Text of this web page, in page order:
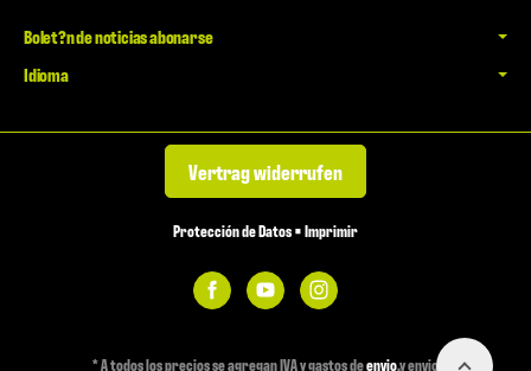
Bolet?n de noticias abonarse
Idioma
Vertrag widerrufen
Protección de Datos•Imprimir
*A todos los precios se agregan IVA y gastos deenvio,y envio